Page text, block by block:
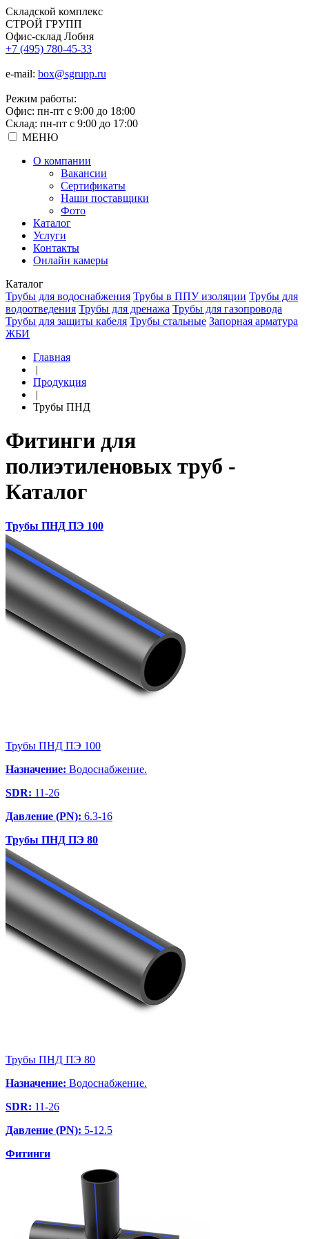
Складской комплекс
СТРОЙ ГРУПП
Офис-склад Лобня
+7 (495) 780-45-33
e-mail: box@sgrupp.ru
Режим работы:
Офис: пн-пт с 9:00 до 18:00
Склад: пн-пт с 9:00 до 17:00
МЕНЮ
О компании
Вакансии
Сертификаты
Наши поставщики
Фото
Каталог
Услуги
Контакты
Онлайн камеры
Каталог
Трубы для водоснабжения Трубы в ППУ изоляции Трубы для
водоотведения Трубы для дренажа Трубы для газопровода
Трубы для защиты кабеля Трубы стальные Запорная арматура
ЖБИ
Главная
|
Продукция
|
Трубы ПНД
Фитинги для
полиэтиленовых труб -
Каталог
Трубы ПНД ПЭ 100
Трубы ПНД ПЭ 100
Назначение: Водоснабжение.
SDR: 11-26
Давление (PN): 6.3-16
Трубы ПНД ПЭ 80
Трубы ПНД ПЭ 80
Назначение: Водоснабжение.
SDR: 11-26
Давление (PN): 5-12.5
Фитинги